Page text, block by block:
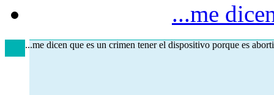
...me
...me dicen que es un crimen tener el dispositivo porque es